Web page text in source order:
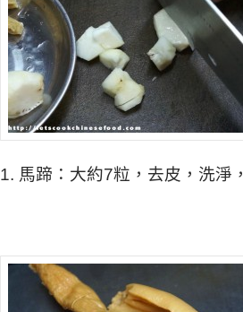
1. 馬蹄：大約7粒，去皮，洗淨，